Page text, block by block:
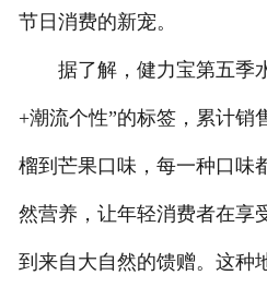
节日消费的新宠。
据了解，健力宝第五季
+潮流个性”的标签，累计销
榴到芒果口味，每一种口味
然营养，让年轻消费者在享
到来自大自然的馈赠。这种